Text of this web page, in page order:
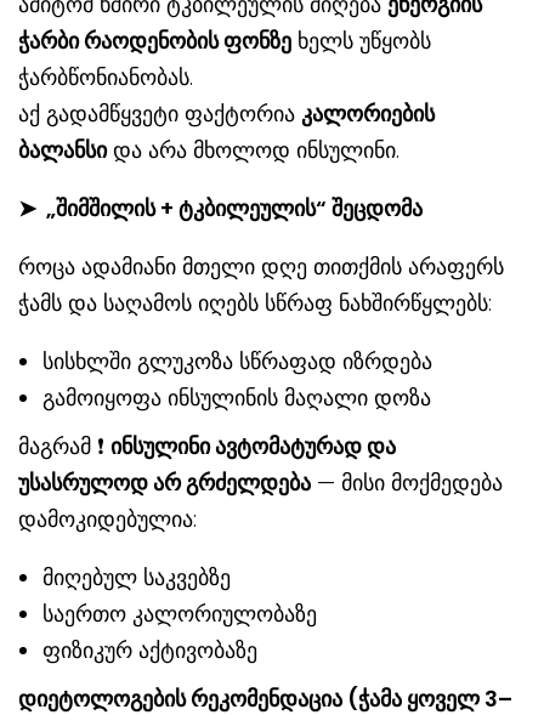
ჭარბი რაოდენობის ფონზე ხელს უწყობს
ჭარბწონიანობას.
აქ გადამწყვეტი ფაქტორია კალორიების
ბალანსიდა არა მხოლოდ ინსულინი.
➤ „შიმშილის + ტკბილეულის“ შეცდომა
როცა ადამიანი მთელი დღე თითქმის არაფერს
ჭამს და საღამოს იღებს სწრაფ ნახშირწყლებს:
სისხლში გლუკოზა სწრაფად იზრდება
გამოიყოფა ინსულინის მაღალი დოზა
მაგრამ ❗ ინსულინი ავტომატურად და
უსასრულოდ არ გრძელდება — მისი მოქმედება
დამოკიდებულია:
მიღებულ საკვებზე
საერთო კალორიულობაზე
ფიზიკურ აქტივობაზე
დიეტოლოგების რეკომენდაცია (ჭამა ყოველ 3–